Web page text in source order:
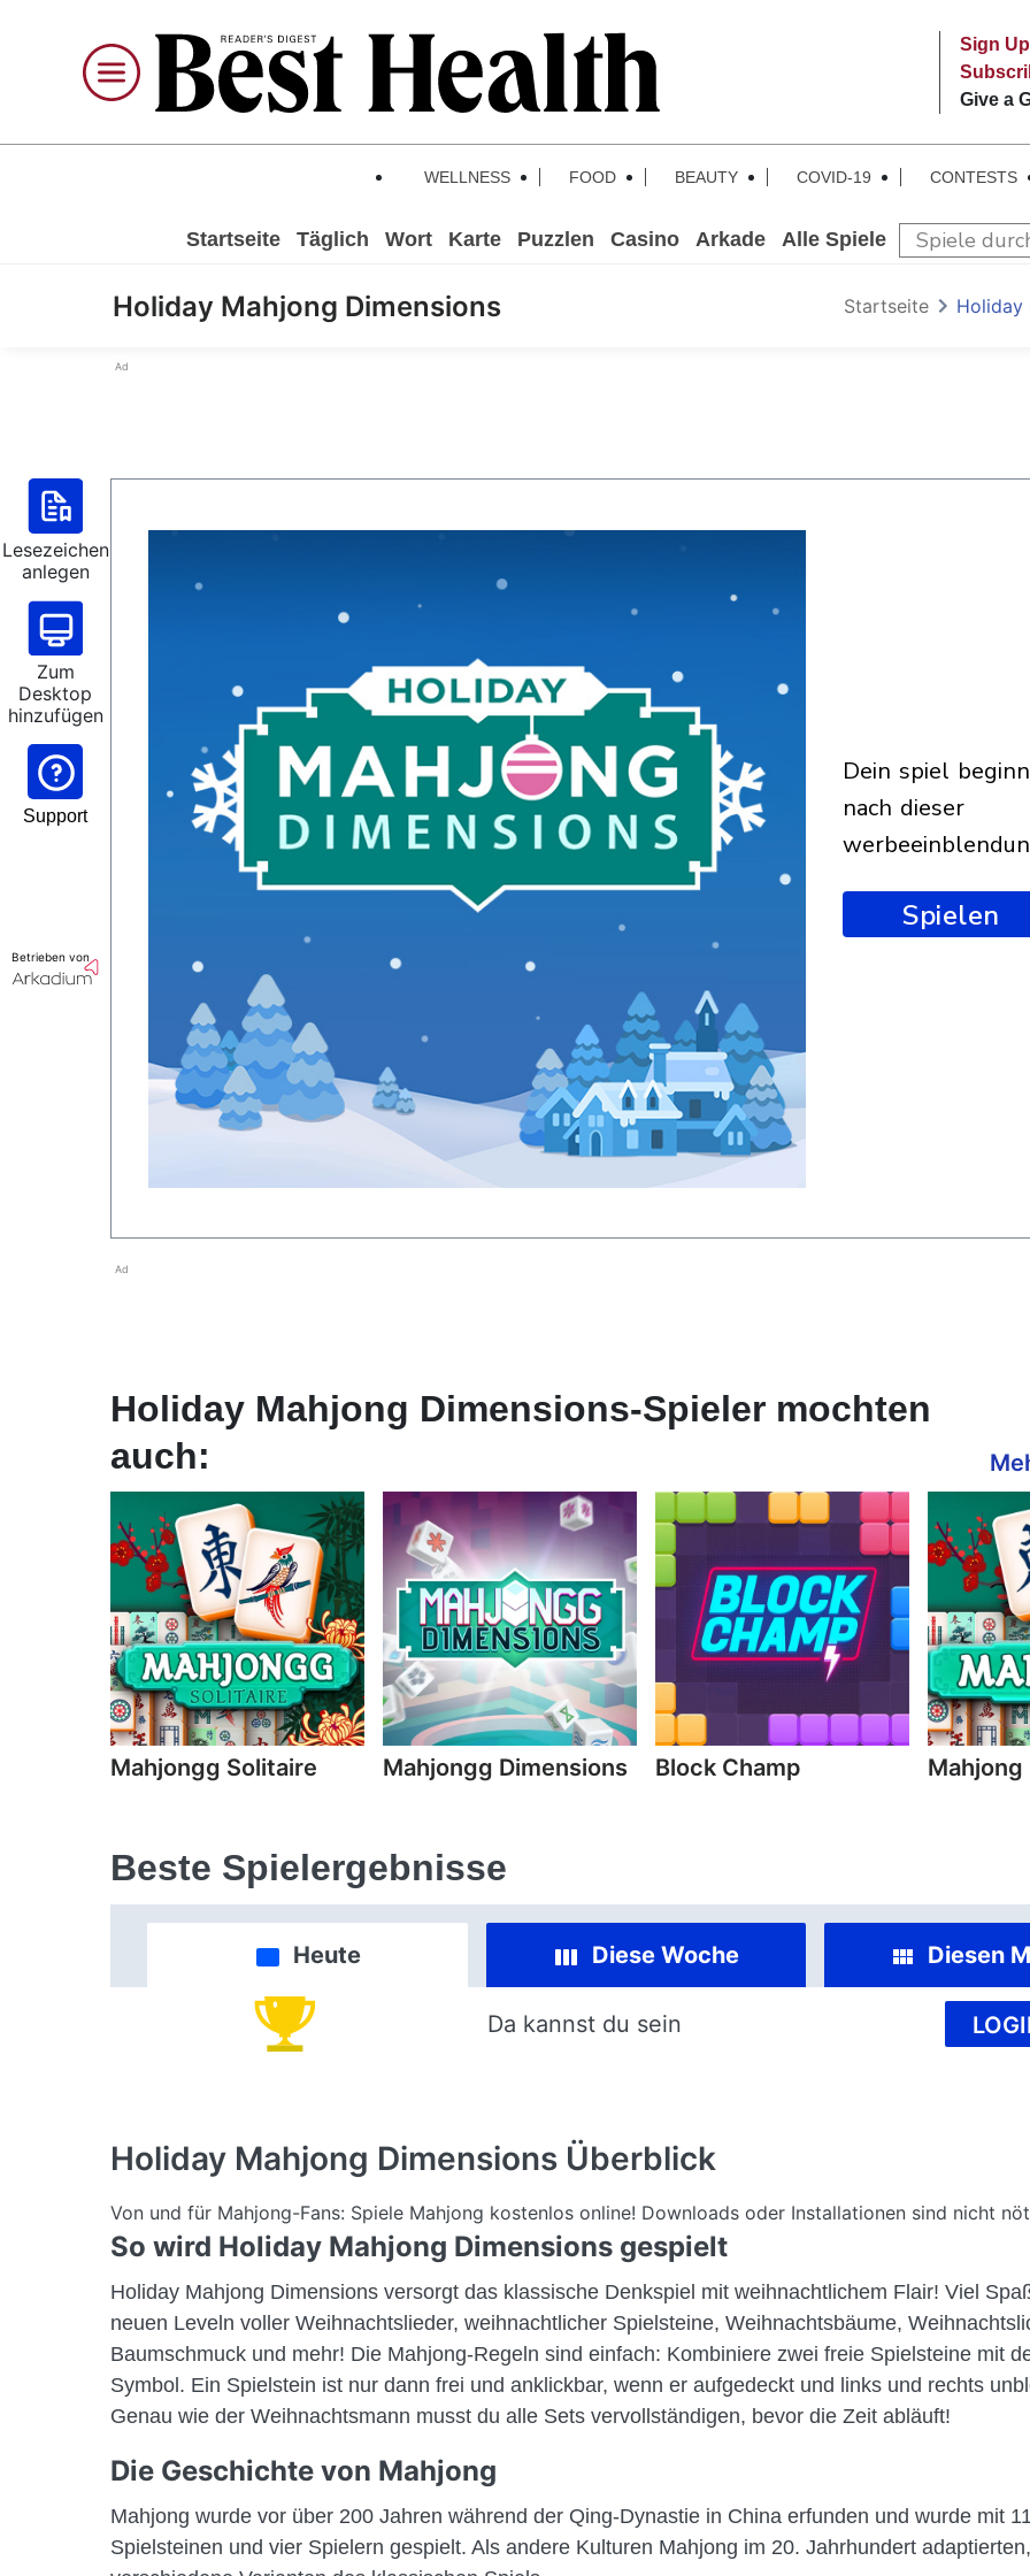
Sign
Give a
WELLNESS FOOD BEAUTY COVID-19 CONTESTS
Startseite Täglich Wort Karte Puzzlen Casino Arkade Alle Spiele
Holiday Mahjong Dimensions Startseite Holiday
Ad
Lesezeichen
anlegen
Zum
Desktop
hinzufügen
Support
Betrieben von
dein spiel beginnt
nach dieser
Spielen
Ad
Holiday Mahjong Dimensions-Spieler mochten
auch:
Mahjongg Solitaire Mahjongg Dimensions Block Champ Mahjong
Beste Spielergebnisse
Heute Diese Woche Diesen
Da kannst du sein
Holiday Mahjong Dimensions Überblick
Von und für Mahjong-Fans: Spiele Mahjong kostenlos online! Downloads oder Installationen sind nicht
So wird Holiday Mahjong Dimensions gespielt
Holiday Mahjong Dimensions versorgt das klassische Denkspiel mit weihnachtlichem Flair! Viel
neuen Leveln voller Weihnachtslieder, weihnachtlicher Spielsteine, Weihnachtsbäume,
Baumschmuck und mehr! Die Mahjong-Regeln sind einfach: Kombiniere zwei freie Spielsteine mit
Symbol. Ein Spielstein ist nur dann frei und anklickbar, wenn er aufgedeckt und links und rechts
Genau wie der Weihnachtsmann musst du alle Sets vervollständigen, bevor die Zeit abläuft!
Die Geschichte von Mahjong
Mahjong wurde vor über 200 Jahren während der Qing-Dynastie in China erfunden und wurde mit
Spielsteinen und vier Spielern gespielt. Als andere Kulturen Mahjong im 20. Jahrhundert